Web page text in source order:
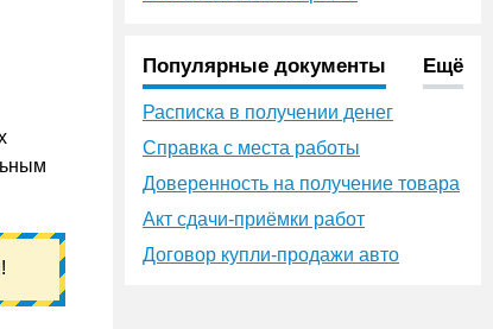
Популярные документы Ещё
Расписка в получении денег
Справка с места работы
Доверенность на получение товара
Акт сдачи-приёмки работ
Договор купли-продажи авто